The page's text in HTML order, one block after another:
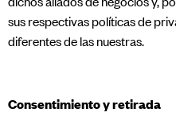
sus respectivas políticas de
diferentes de las nuestras.
Consentimiento y retirada